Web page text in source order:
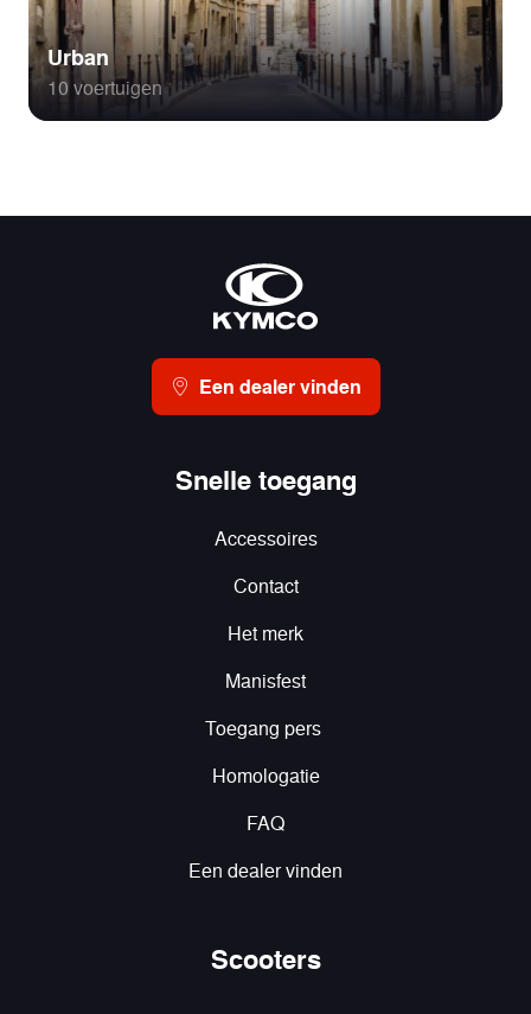
Urban
10 voertuigen
Een dealer vinden
Snelle toegang
Accessoires
Contact
Het merk
Manisfest
Toegang pers
Homologatie
FAQ
Een dealer vinden
Scooters